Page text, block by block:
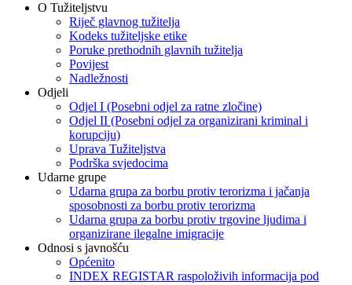
O Tužiteljstvu
Riječ glavnog tužitelja
Kodeks tužiteljske etike
Poruke prethodnih glavnih tužitelja
Povijest
Nadležnosti
Odjeli
Odjel I (Posebni odjel za ratne zločine)
Odjel II (Posebni odjel za organizirani kriminal i
korupciju)
Uprava Tužiteljstva
Podrška svjedocima
Udarne grupe
Udarna grupa za borbu protiv terorizma i jačanja
sposobnosti za borbu protiv terorizma
Udarna grupa za borbu protiv trgovine ljudima i
organizirane ilegalne imigracije
Odnosi s javnošću
Općenito
INDEX REGISTAR raspoloživih informacija pod